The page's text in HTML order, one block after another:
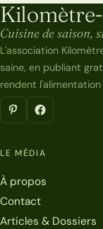
Kilomètre-
Kilomètre-0
Cuisine de saison,
L'association
saine, en publiant
rendent
LE MÉDIA
À propos
Contact
Articles & Dossiers